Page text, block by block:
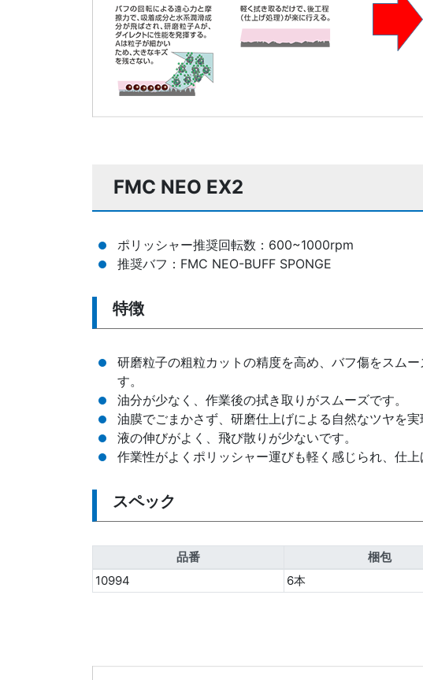
FMC NEO EX2
ポリッシャー推奨回転数：600~1000rpm
推奨バフ：FMC NEO-BUFF SPONGE
特徴
研磨粒子の粗粒カットの精度を高め、バフ傷をスム
す。
油分が少なく、作業後の拭き取りがスムーズです。
油膜でごまかさず、研磨仕上げによる自然なツヤを実
液の伸びがよく、飛び散りが少ないです。
作業性がよくポリッシャー運びも軽く感じられ、仕上
スペック
品番 梱包
10994
6本